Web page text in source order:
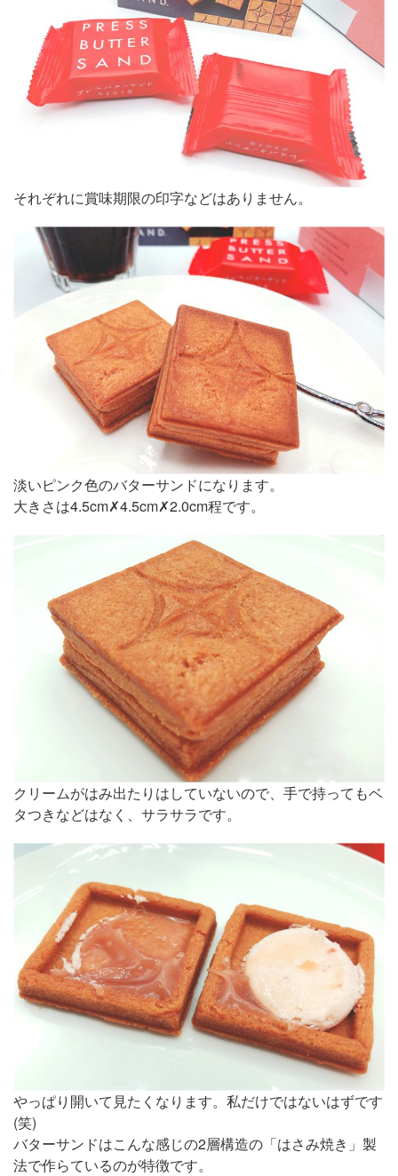
それぞれに賞味期限の印字などはありません。
淡いピンク色のバターサンドになります。
大きさは4.5cm✗4.5cm✗2.0cm程です。
クリームがはみ出たりはしていないので、手で持ってもベ
タつきなどはなく、サラサラです。
やっぱり開いて見たくなります。私だけではないはずです
(笑)
バターサンドはこんな感じの2層構造の「はさみ焼き」製
法で作らているのが特徴です。